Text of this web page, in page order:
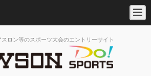
ロン等のスポーツ大会のエントリーサイト